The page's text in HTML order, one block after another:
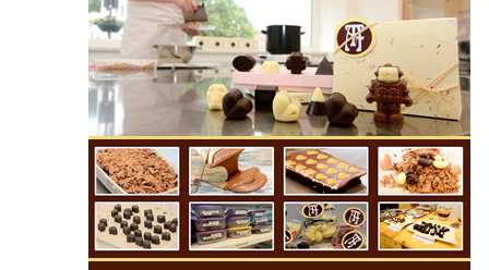
Lissnerův kříž u domu čp. 39 v
Mikulášovicích
Hampelův kříž u bývalých kasáren v
Mikulášovicích
Marchnerův (Zelený) kříž naproti domu čp.
35 v Mikulášovicích
Schneiderův kříž před domem čp. 55 v
Mikulášovicích
Kříž na Kostelní stezce v Mikulášovicích